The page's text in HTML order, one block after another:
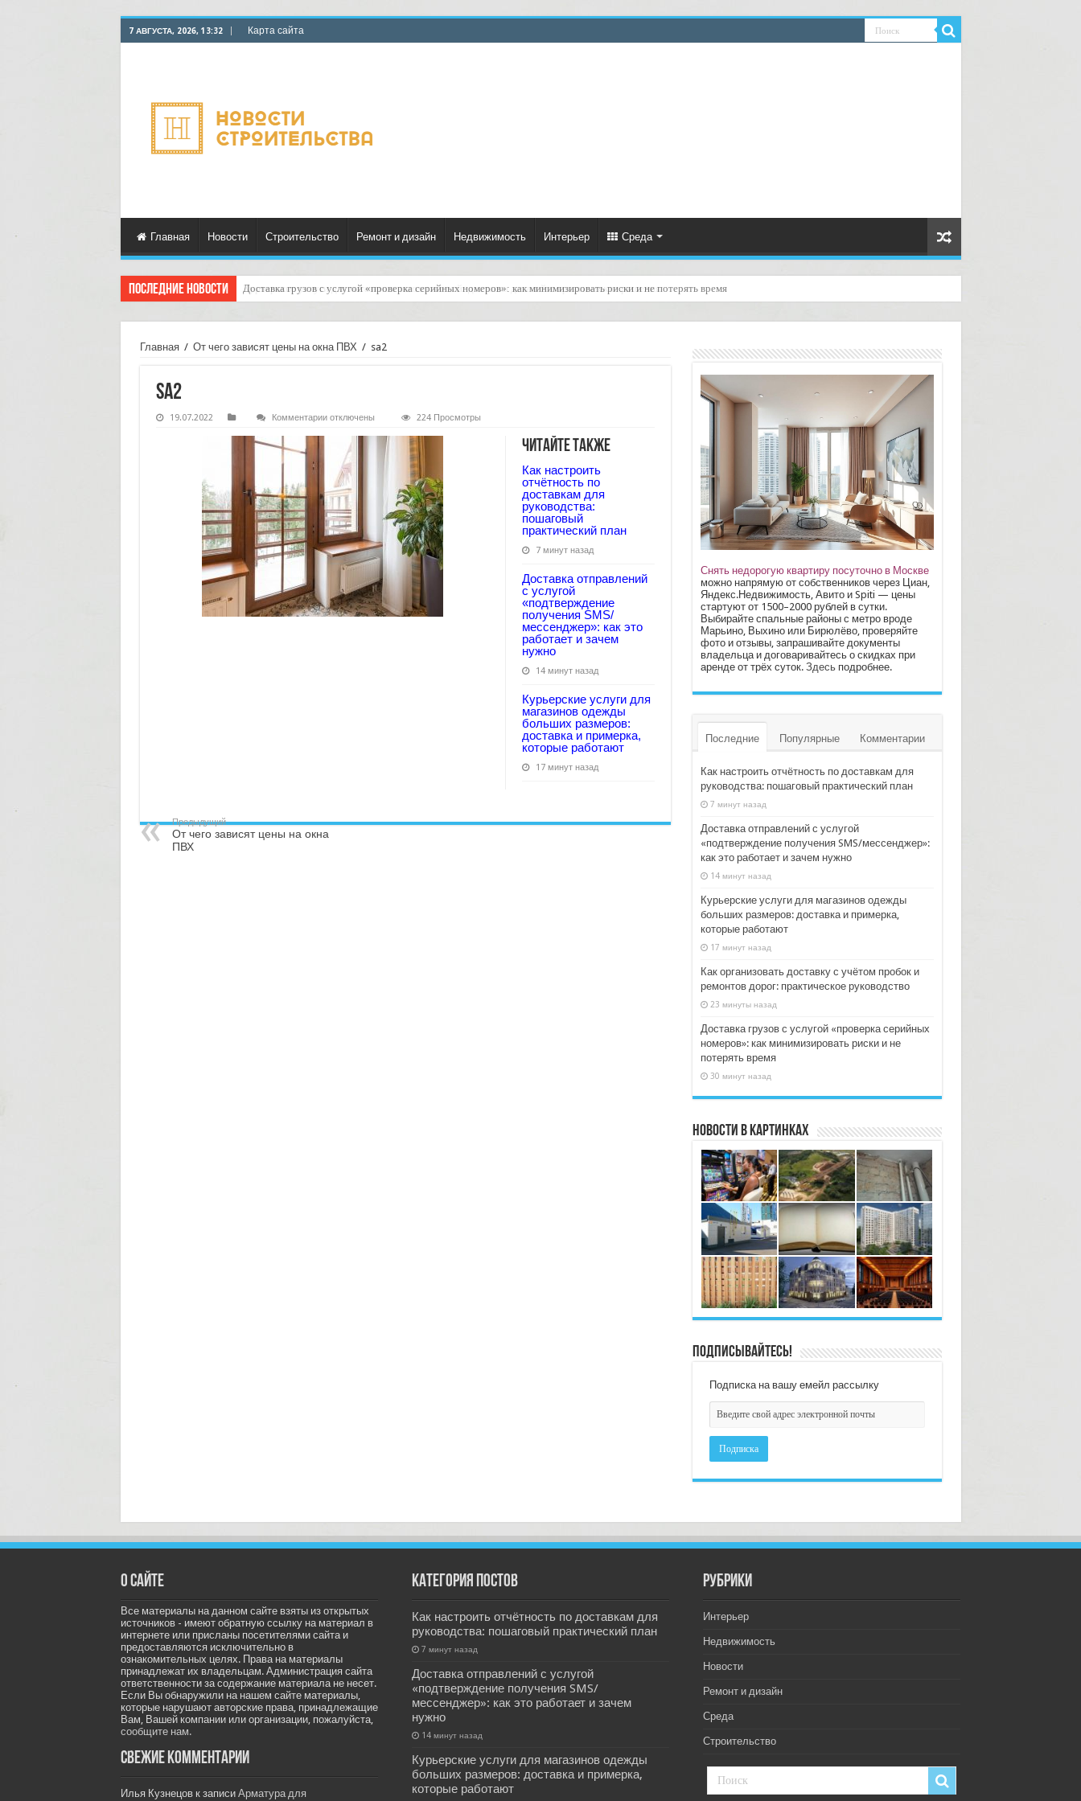
7 АВГУСТА, 2026, 13:32 Карта сайта
Главная Новости Строительство Ремонт и дизайн Недвижимость Интерьер Среда
Последние новости Курьерские услуги для магазинов автозапчастей: доставка деталей и практические решения
Главная / От чего зависят цены на окна ПВХ / sa2
sa2
19.07.2022 Комментариикотключены 224 Просмотры
Читайте также
Как настроить
отчётность по
доставкам для
руководства:
пошаговый
практический план
7 минут назад
Доставка отправлений
с услугой
«подтверждение
получения SMS/
мессенджер»: как это
работает и зачем
нужно
14 минут назад
Курьерские услуги для
магазинов одежды
больших размеров:
доставка и примерка,
которые работают
17 минут назад
Предыдущий
От чего зависят цены на окна
ПВХ
Снять недорогую квартиру посуточно в Москве
можно напрямую от собственников через Циан,
Яндекс.Недвижимость, Авито и Spiti — цены
стартуют от 1500–2000 рублей в сутки.
Выбирайте спальные районы с метро вроде
Марьино, Выхино или Бирюлёво, проверяйте
фото и отзывы, запрашивайте документы
владельца и договаривайтесь о скидках при
аренде от трёх суток. Здесьподробнее.
Последние Популярные Комментарии
Как настроить отчётность по доставкам для
руководства: пошаговый практический план
7 минут назад
Доставка отправлений с услугой
«подтверждение получения SMS/мессенджер»:
как это работает и зачем нужно
14 минут назад
Курьерские услуги для магазинов одежды
больших размеров: доставка и примерка,
которые работают
17 минут назад
Как организовать доставку с учётом пробок и
ремонтов дорог: практическое руководство
23 минуты назад
Доставка грузов с услугой «проверка серийных
номеров»: как минимизировать риски и не
потерять время
30 минут назад
Новости в картинках
Подписывайтесь!
Подписка на вашу емейл рассылку
О сайте
Все материалы на данном сайте взяты из открытых
источников - имеют обратную ссылку на материал в
интернете или присланы посетителями сайта и
предоставляются исключительно в
ознакомительных целях. Права на материалы
принадлежат их владельцам. Администрация сайта
ответственности за содержание материала не несет.
Если Вы обнаружили на нашем сайте материалы,
которые нарушают авторские права, принадлежащие
Вам, Вашей компании или организации, пожалуйста,
сообщите нам.
Свежие комментарии
Илья Кузнецовк записи Арматура для
Категория постов
Как настроить отчётность по доставкам для
руководства: пошаговый практический план
7 минут назад
Доставка отправлений с услугой
«подтверждение получения SMS/
мессенджер»: как это работает и зачем
нужно
14 минут назад
Курьерские услуги для магазинов одежды
больших размеров: доставка и примерка,
которые работают
РУбрики
Интерьер
Недвижимость
Новости
Ремонт и дизайн
Среда
Строительство